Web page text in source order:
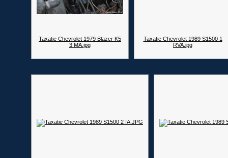
Taxatie Chevrolet 1979 Blazer K5
3 MA.jpg
Taxatie Chevrolet 1989 S1500 1
RVA.jpg